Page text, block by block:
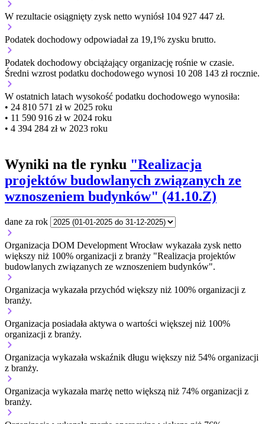
W rezultacie osiągnięty zysk netto wyniósł 104 927 447 zł.
Podatek dochodowy odpowiadał za 19,1% zysku brutto.
Podatek dochodowy obciążający organizację rośnie w czasie.
Średni wzrost podatku dochodowego wynosi 10 208 143 zł rocznie.
W ostatnich latach wysokość podatku dochodowego wynosiła:
• 24 810 571 zł w 2025 roku
• 11 590 916 zł w 2024 roku
• 4 394 284 zł w 2023 roku
Wyniki na tle rynku "Realizacja
projektów budowlanych związanych ze
wznoszeniem budynków" (41.10.Z)
dane za rok
Organizacja DOM Development Wrocław wykazała zysk netto
większy niż 100% organizacji z branży "Realizacja projektów
budowlanych związanych ze wznoszeniem budynków".
Organizacja wykazała przychód większy niż 100% organizacji z
branży.
Organizacja posiadała aktywa o wartości większej niż 100%
organizacji z branży.
Organizacja wykazała wskaźnik długu większy niż 54% organizacji
z branży.
Organizacja wykazała marżę netto większą niż 74% organizacji z
branży.